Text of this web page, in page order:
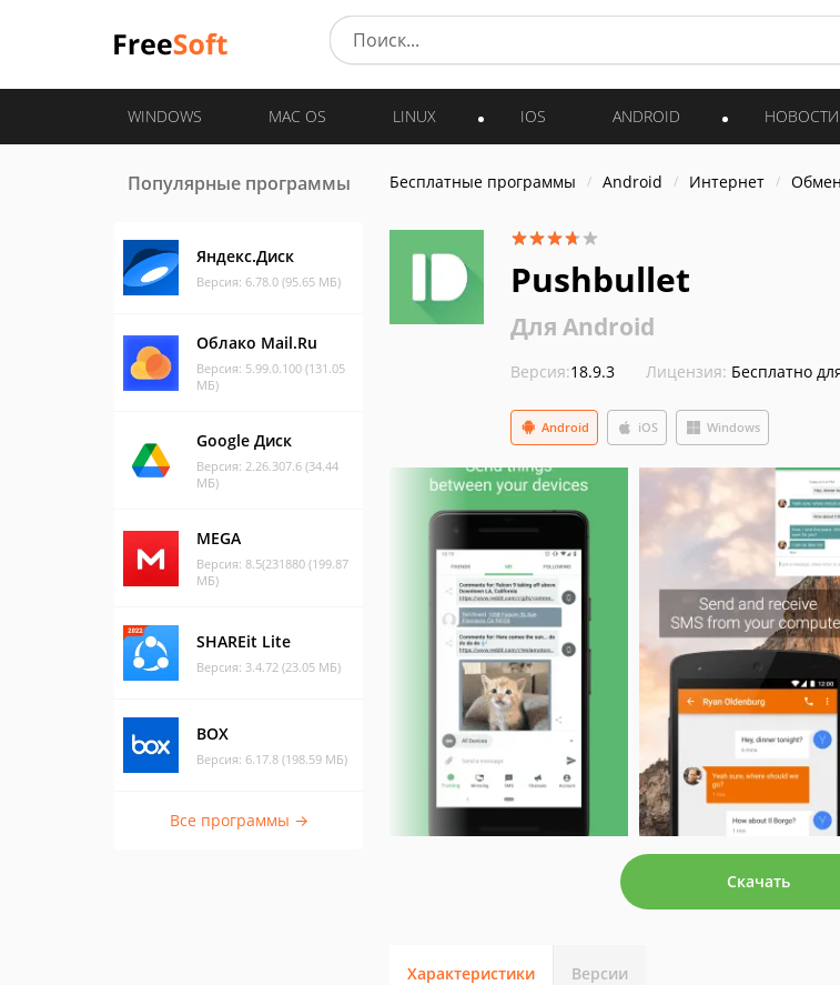
WINDOWS MAC OS LINUX IOS ANDROID НОВОСТИ
Популярные программы
Яндекс.Диск
Версия: 6.78.0 (95.65 МБ)
Облако Mail.Ru
Версия: 5.99.0.100 (131.05
МБ)
Google Диск
Версия: 2.26.307.6 (34.44
МБ)
MEGA
Версия: 8.5(231880 (199.87
МБ)
SHAREit Lite
Версия: 3.4.72 (23.05 МБ)
BOX
Версия: 6.17.8 (198.59 МБ)
Все программы →
Бесплатные программы Android Интернет
Pushbullet
Для Android
Версия:18.9.3 Лицензия: Бесплатно
Android iOS Windows
Скачать
Характеристики Версии